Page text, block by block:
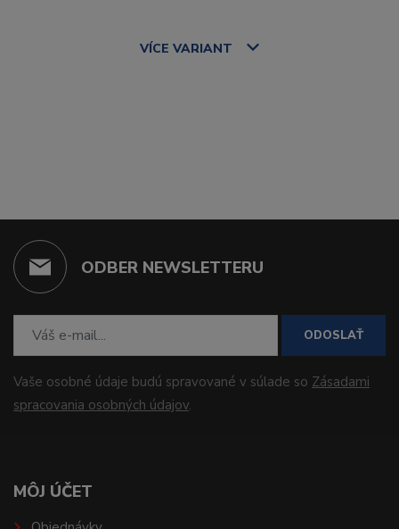
VÍCE VARIANT
ODBER NEWSLETTERU
ODOSLAŤ
Vaše osobné údaje budú spravované v súlade so Zásadami
spracovania osobných údajov.
MÔJ ÚČET